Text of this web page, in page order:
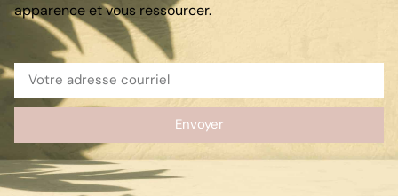
apparence et vous ressourcer.
Envoyer